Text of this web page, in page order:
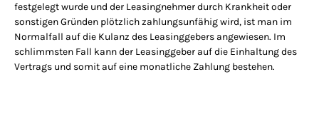
festgelegt wurde und der Leasingnehmer durch Krankheit oder
sonstigen Gründen plötzlich zahlungsunfähig wird, ist man im
Normalfall auf die Kulanz des Leasinggebers angewiesen. Im
schlimmsten Fall kann der Leasinggeber auf die Einhaltung des
Vertrags und somit auf eine monatliche Zahlung bestehen.